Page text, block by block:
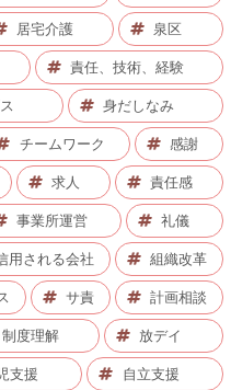
居宅介護 泉区
責任、技術、経験
身だしなみ
チームワーク 感謝
求人 責任感
事業所運営 礼儀
用される会社 組織改革
サ責 計画相談
制度理解 放デイ
支援 自立支援